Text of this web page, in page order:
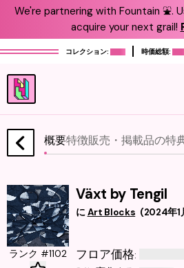
We're partnering with Fountain ⛲️.
acquire your next grail!
コレクション: 時価総額:
概要特徴販売・掲載品の特
Växt by Tengil
にArt Blocks (2024年1
ランク #1102 フロア価格: